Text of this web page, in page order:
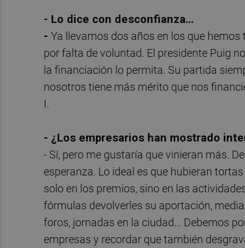
- Lo dice con desconfianza…
- Ya llevamos dos años en los que
por falta de voluntad. El presidente Puig
la financiación lo permita. Su partida
nosotros tiene más mérito que nos
I.
- ¿Los empresarios han mostrado
- Sí, pero me gustaría que vinieran más.
esperanza. Lo ideal es que hubieran
solo en los premios, sino en las
fórmulas devolverles su aportación,
foros, jornadas en la ciudad… Debemos
empresas y recordar que también